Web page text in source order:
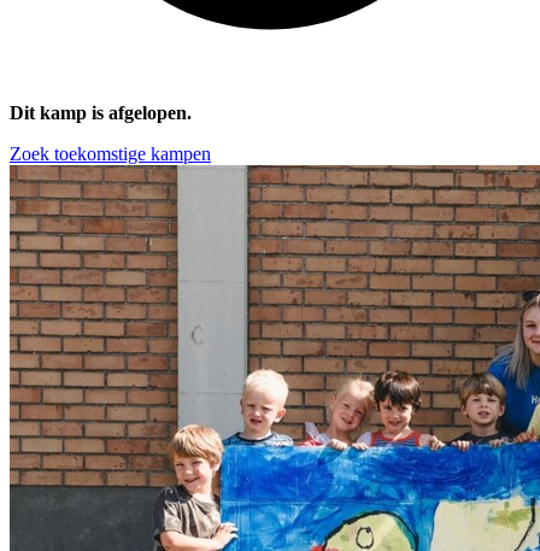
Dit kamp is afgelopen.
Zoek toekomstige kampen